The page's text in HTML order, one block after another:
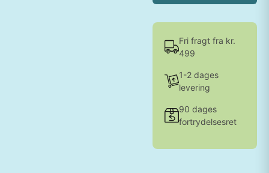
Fri fragt fra kr.
499
1-2 dages
levering
90 dages
fortrydelsesret